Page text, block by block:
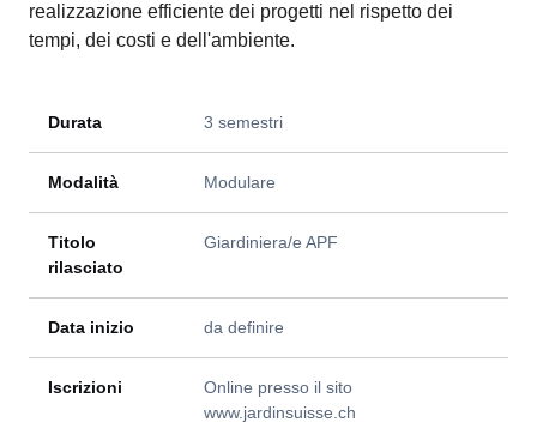
realizzazione efficiente dei progetti nel rispetto dei
tempi, dei costi e dell'ambiente.
Durata 3 semestri
Modalità Modulare
Titolo
rilasciato
Giardiniera/e APF
Data inizio da definire
Iscrizioni
Online presso il sito
www.jardinsuisse.ch